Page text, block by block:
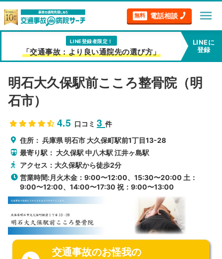
無料 電話相談 menu
LINE登録者限定！
「交通事故：より良い通院先の選び方」
LINEに
登録
明石大久保駅前こころ整骨院（明
石市）
4.5 口コミ3件
住所：兵庫県 明石市 大久保町駅前1丁目13-28
最寄り駅： 大久保駅 中八木駅 江井ヶ島駅
アクセス：大久保駅から徒歩2分
営業時間:月火木金：9:00〜12:00、15:30〜20:00 土：
9:00〜12:00、14:00〜17:30 祝：9:00〜13:00
交通事故のお怪我の